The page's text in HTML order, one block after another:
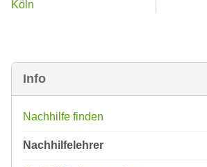
Info
Nachhilfe finden
Nachhilfelehrer
Köln